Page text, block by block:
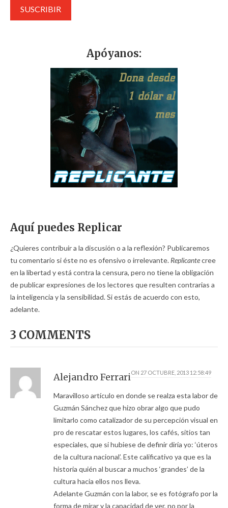
Apóyanos:
Aquí puedes Replicar
¿Quieres contribuir a la discusión o a la reflexión? Publicaremos
tu comentario si éste no es ofensivo o irrelevante. Replicantecree
en la libertad y está contra la censura, pero no tiene la obligación
de publicar expresiones de los lectores que resulten contrarias a
la inteligencia y la sensibilidad. Si estás de acuerdo con esto,
adelante.
3 COMMENTS
Alejandro FerrariON 27 OCTUBRE, 2013 12:58:49
Maravilloso artículo en donde se realza esta labor de
Guzmán Sánchez que hizo obrar algo que pudo
limitarlo como catalizador de su percepción visual en
pro de rescatar estos lugares, los cafés, sitios tan
especiales, que si hubiese de definir diría yo: ‘úteros
de la cultura nacional’. Este calificativo ya que es la
historia quién al buscar a muchos ‘grandes’ de la
cultura hacia ellos nos lleva.
Adelante Guzmán con la labor, se es fotógrafo por la
forma de mirar y la capacidad de ver, no por la